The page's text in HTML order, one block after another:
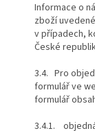
Informace o
zboží
v případech,
České
3.4. Pro
formulář ve
formulář
3.4.1.